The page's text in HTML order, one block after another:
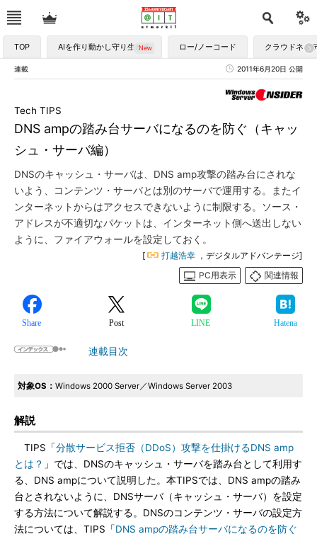
TOP AIを作り動かし守り生かす ロー/ノーコード クラウドネイ
連載 2011年6月20日 公開
DNS ampの踏み台サーバになるのを防ぐ（キャッ
シュ・サーバ編）
Tech TIPS
DNSのキャッシュ・サーバは、DNS amp攻撃の踏み台にされな
いよう、コンテンツ・サーバとは別のサーバで運用する。またイ
ンターネットからはアクセスできないように制限する。ソース・
アドレスが不適切なパケットは、インターネット側へ送出しない
ように、ファイアウォールを設定しておく。
[ 打越浩幸 ，デジタルアドバンテージ]
PC用表示
関連情報
Share Post LINE Hatena
連載目次
対象OS： Windows 2000 Server／Windows Server 2003
解説
TIPS「分散サービス拒否（DDoS）攻撃を仕掛けるDNS amp
とは？ 」では、DNSのキャッシュ・サーバを踏み台として利用す
る、DNS ampについて説明した。本TIPSでは、DNS ampの踏み
台とされないように、DNSサーバ（キャッシュ・サーバ）を設定
する方法について解説する。DNSのコンテンツ・サーバの設定方
法については、TIPS「DNS ampの踏み台サーバになるのを防ぐ